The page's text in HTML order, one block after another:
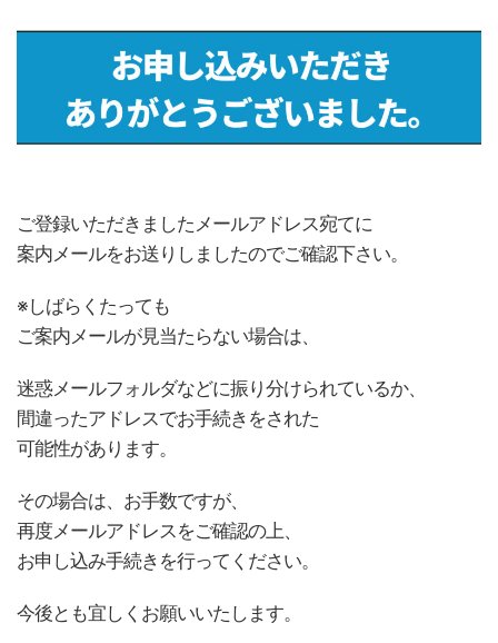
ご登録いただきましたメールアドレス宛てに
案内メールをお送りしましたのでご確認下さい。
※しばらくたっても
ご案内メールが見当たらない場合は、
迷惑メールフォルダなどに振り分けられているか、
間違ったアドレスでお手続きをされた
可能性があります。
その場合は、お手数ですが、
再度メールアドレスをご確認の上、
お申し込み手続きを行ってください。
今後とも宜しくお願いいたします。